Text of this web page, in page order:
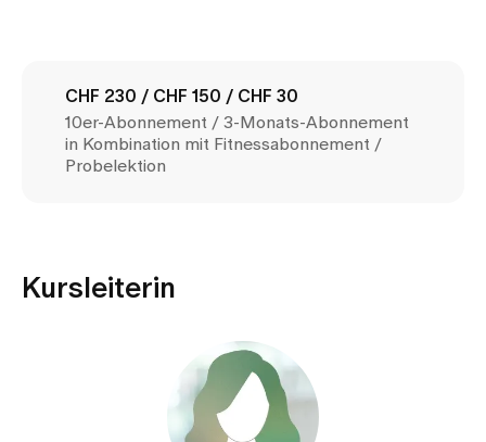
CHF 230 / CHF 150 / CHF 30
10er-Abonnement / 3-Monats-Abonnement
in Kombination mit Fitnessabonnement /
Probelektion
Kursleiterin